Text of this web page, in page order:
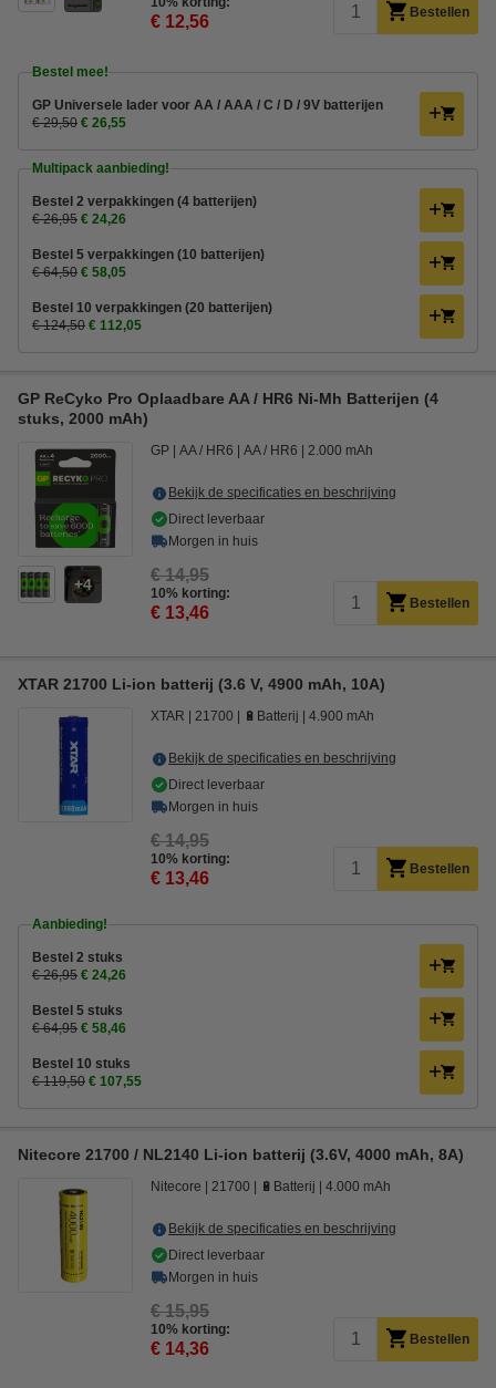
€ 12,56 Bestellen
Bestel mee!
GP Universele lader voor AA / AAA / C / D / 9V batterijen
€ 29,50 € 26,55
Multipack aanbieding!
Bestel 2 verpakkingen (4 batterijen)
€ 26,95 € 24,26
Bestel 5 verpakkingen (10 batterijen)
€ 64,50 € 58,05
Bestel 10 verpakkingen (20 batterijen)
€ 124,50 € 112,05
GP ReCyko Pro Oplaadbare AA / HR6 Ni-Mh Batterijen (4
stuks, 2000 mAh)
4
GP AA / HR6 AA / HR6 2.000 mAh
Bekijk de specificaties en beschrijving
Direct leverbaar
Morgen in huis
€ 14,95
10% korting:
€ 13,46 Bestellen
XTAR 21700 Li-ion batterij (3.6 V, 4900 mAh, 10A)
XTAR 21700 🔋Batterij 4.900 mAh
Bekijk de specificaties en beschrijving
Direct leverbaar
Morgen in huis
€ 14,95
10% korting:
€ 13,46 Bestellen
Aanbieding!
Bestel 2 stuks
€ 26,95 € 24,26
Bestel 5 stuks
€ 64,95 € 58,46
Bestel 10 stuks
€ 119,50 € 107,55
Nitecore 21700 / NL2140 Li-ion batterij (3.6V, 4000 mAh, 8A)
Nitecore 21700 🔋Batterij 4.000 mAh
Bekijk de specificaties en beschrijving
Direct leverbaar
Morgen in huis
€ 15,95
10% korting:
€ 14,36 Bestellen